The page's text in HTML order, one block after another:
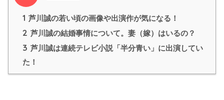
1 芦川誠の若い頃の画像や出演作が気になる！
2 芦川誠の結婚事情について。妻（嫁）はいるの？
3 芦川誠は連続テレビ小説「半分青い」に出演してい
た！